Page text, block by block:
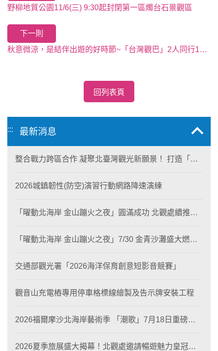
野柳地質公園11/6(三) 9:30起封閉第一區燭台石景觀區
下一則
秋意微涼，是結伴出遊的好時節~「台灣觀巴」2人同行1人免費至12月31日止，來趟精緻小團旅遊最划算！! 配合參觀「台灣觀光100亮點」景點，還有機會賺旅遊金！
回列表頁
::: 最新消息
整合戰力跨區合作 凝聚北臺灣觀光新願景！ 打造「生
2026城鎮韌性(防空)演習行動網路降速演練
「曜動北海岸 金山蹦火之夜」圓滿成功 北觀處續推照
「曜動北海岸 金山蹦火之夜」7/30 金青沙灘盛大燃
交通部觀光署「2026海洋保育創意短影音競賽」
觀音山充電樁專用停車格標線繪製及告示牌安裝工程
2026福爾摩沙北海岸藝術季 「潮歌」7月18日重磅登
2026夏季旅展盛大揭幕！北觀處邀請暢遊魅力皇冠海